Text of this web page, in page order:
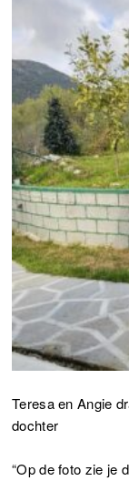
Teresa en Angie
dochter
“Op de foto zie je